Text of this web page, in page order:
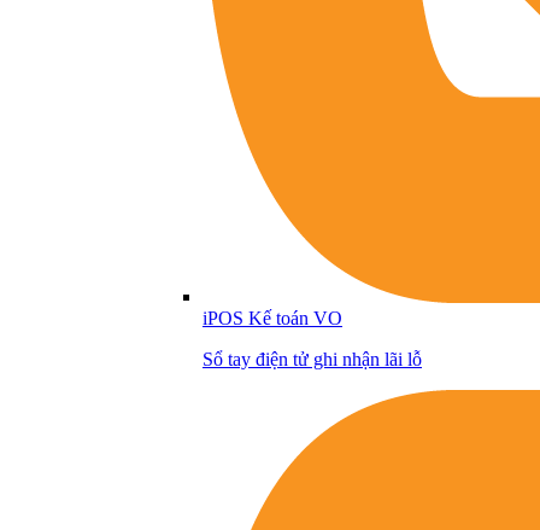
iPOS Kế toán VO
Sổ tay điện tử ghi nhận lãi lỗ